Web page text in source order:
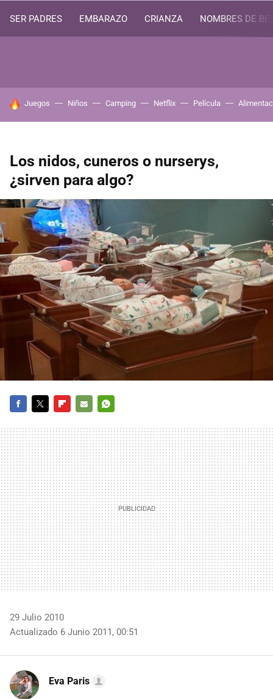
SER PADRES EMBARAZO CRIANZA NOMBRES DE
HOY SE HABLA DE
Juegos Niños Camping Netflix Película
Los nidos, cuneros o nurserys,
¿sirven para algo?
MAIL
29 Julio 2010
Actualizado 6 Junio 2011, 00:51
Eva Paris